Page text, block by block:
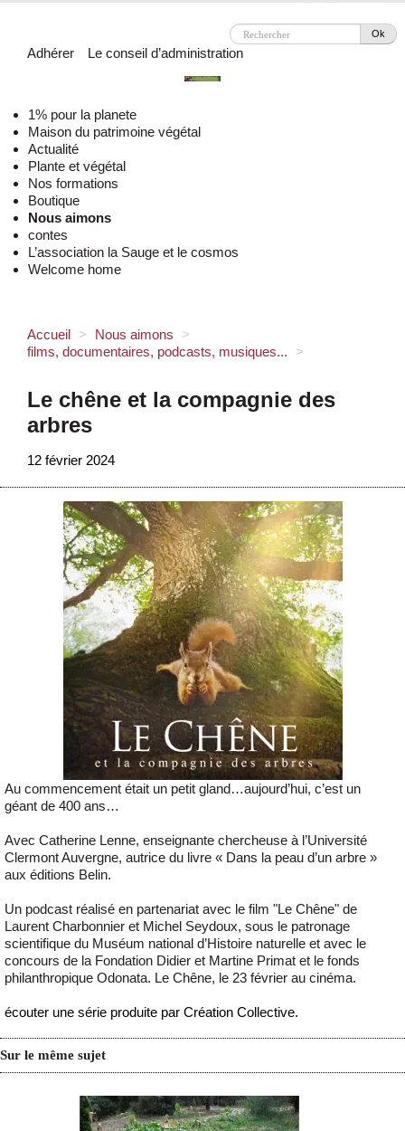
Ok
Adhérer Le conseil d’administration
1% pour la planete
Maison du patrimoine végétal
Actualité
Plante et végétal
Nos formations
Boutique
Nous aimons
contes
L’association la Sauge et le cosmos
Welcome home
Accueil > Nous aimons
>
films, documentaires, podcasts, musiques...
>
Le chêne et la compagnie des
arbres
12 février 2024
Au commencement était un petit gland…aujourd’hui, c’est un
géant de 400 ans…
Avec Catherine Lenne, enseignante chercheuse à l’Université
Clermont Auvergne, autrice du livre « Dans la peau d’un arbre »
aux éditions Belin.
Un podcast réalisé en partenariat avec le film "Le Chêne" de
Laurent Charbonnier et Michel Seydoux, sous le patronage
scientifique du Muséum national d’Histoire naturelle et avec le
concours de la Fondation Didier et Martine Primat et le fonds
philanthropique Odonata. Le Chêne, le 23 février au cinéma.
écouter une série produite par Création Collective.
Sur le même sujet